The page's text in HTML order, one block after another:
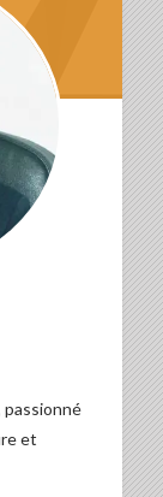
passionné
et